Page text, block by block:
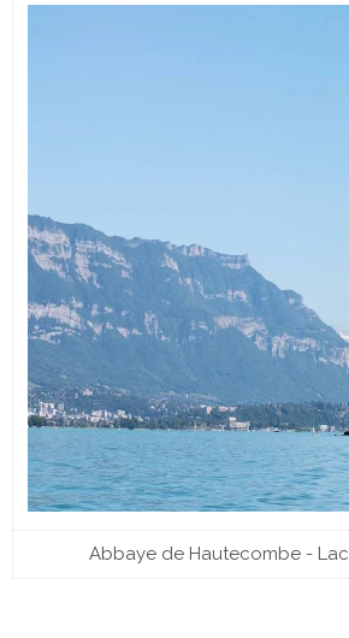
Abbaye de Hautecombe -